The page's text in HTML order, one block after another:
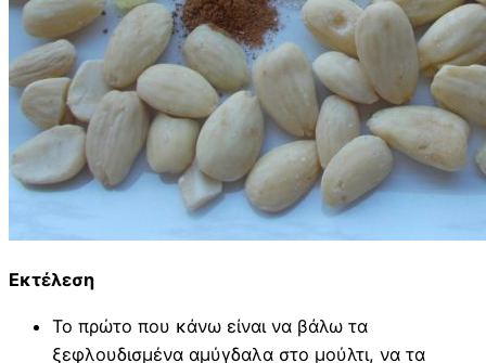
Εκτέλεση
Το πρώτο που κάνω είναι να βάλω τα
ξεφλουδισμένα αμύγδαλα στο μούλτι, να τα